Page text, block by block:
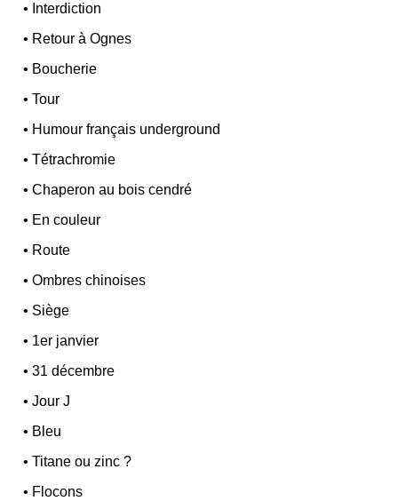
• Interdiction
• Retour à Ognes
• Boucherie
•Tour
• Humour français underground
•Tétrachromie
•Chaperon au bois cendré
• En couleur
• Route
•Ombres chinoises
• Siège
• 1er janvier
•31 décembre
•Jour J
• Bleu
•Titane ou zinc ?
• Flocons